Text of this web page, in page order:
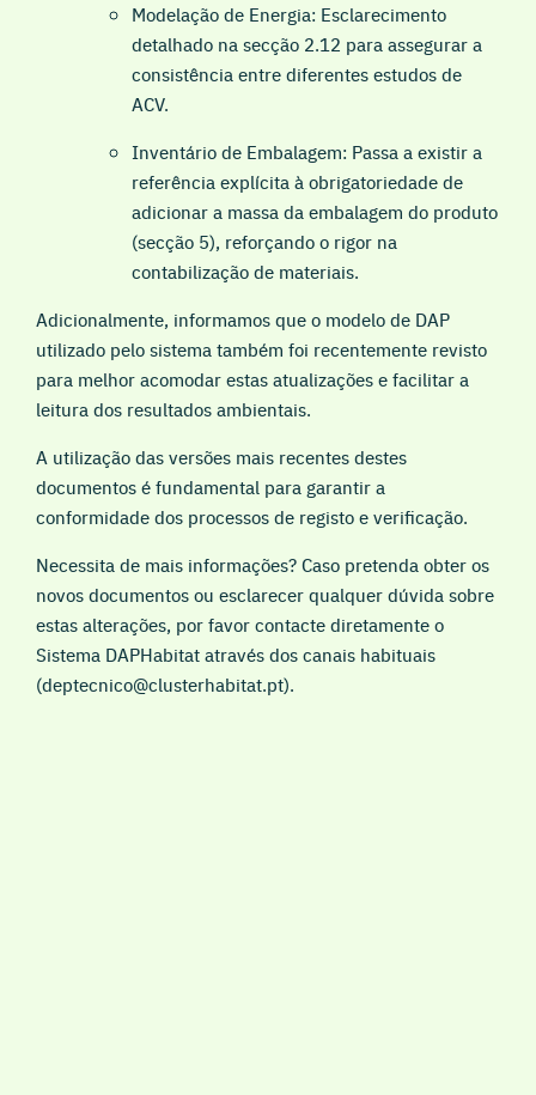
Modelação de Energia: Esclarecimento
detalhado na secção 2.12 para assegurar a
consistência entre diferentes estudos de
ACV.
Inventário de Embalagem: Passa a existir a
referência explícita à obrigatoriedade de
adicionar a massa da embalagem do produto
(secção 5), reforçando o rigor na
contabilização de materiais.
Adicionalmente, informamos que o modelo de DAP
utilizado pelo sistema também foi recentemente revisto
para melhor acomodar estas atualizações e facilitar a
leitura dos resultados ambientais.
A utilização das versões mais recentes destes
documentos é fundamental para garantir a
conformidade dos processos de registo e verificação.
Necessita de mais informações? Caso pretenda obter os
novos documentos ou esclarecer qualquer dúvida sobre
estas alterações, por favor contacte diretamente o
Sistema DAPHabitat através dos canais habituais
(deptecnico@clusterhabitat.pt).